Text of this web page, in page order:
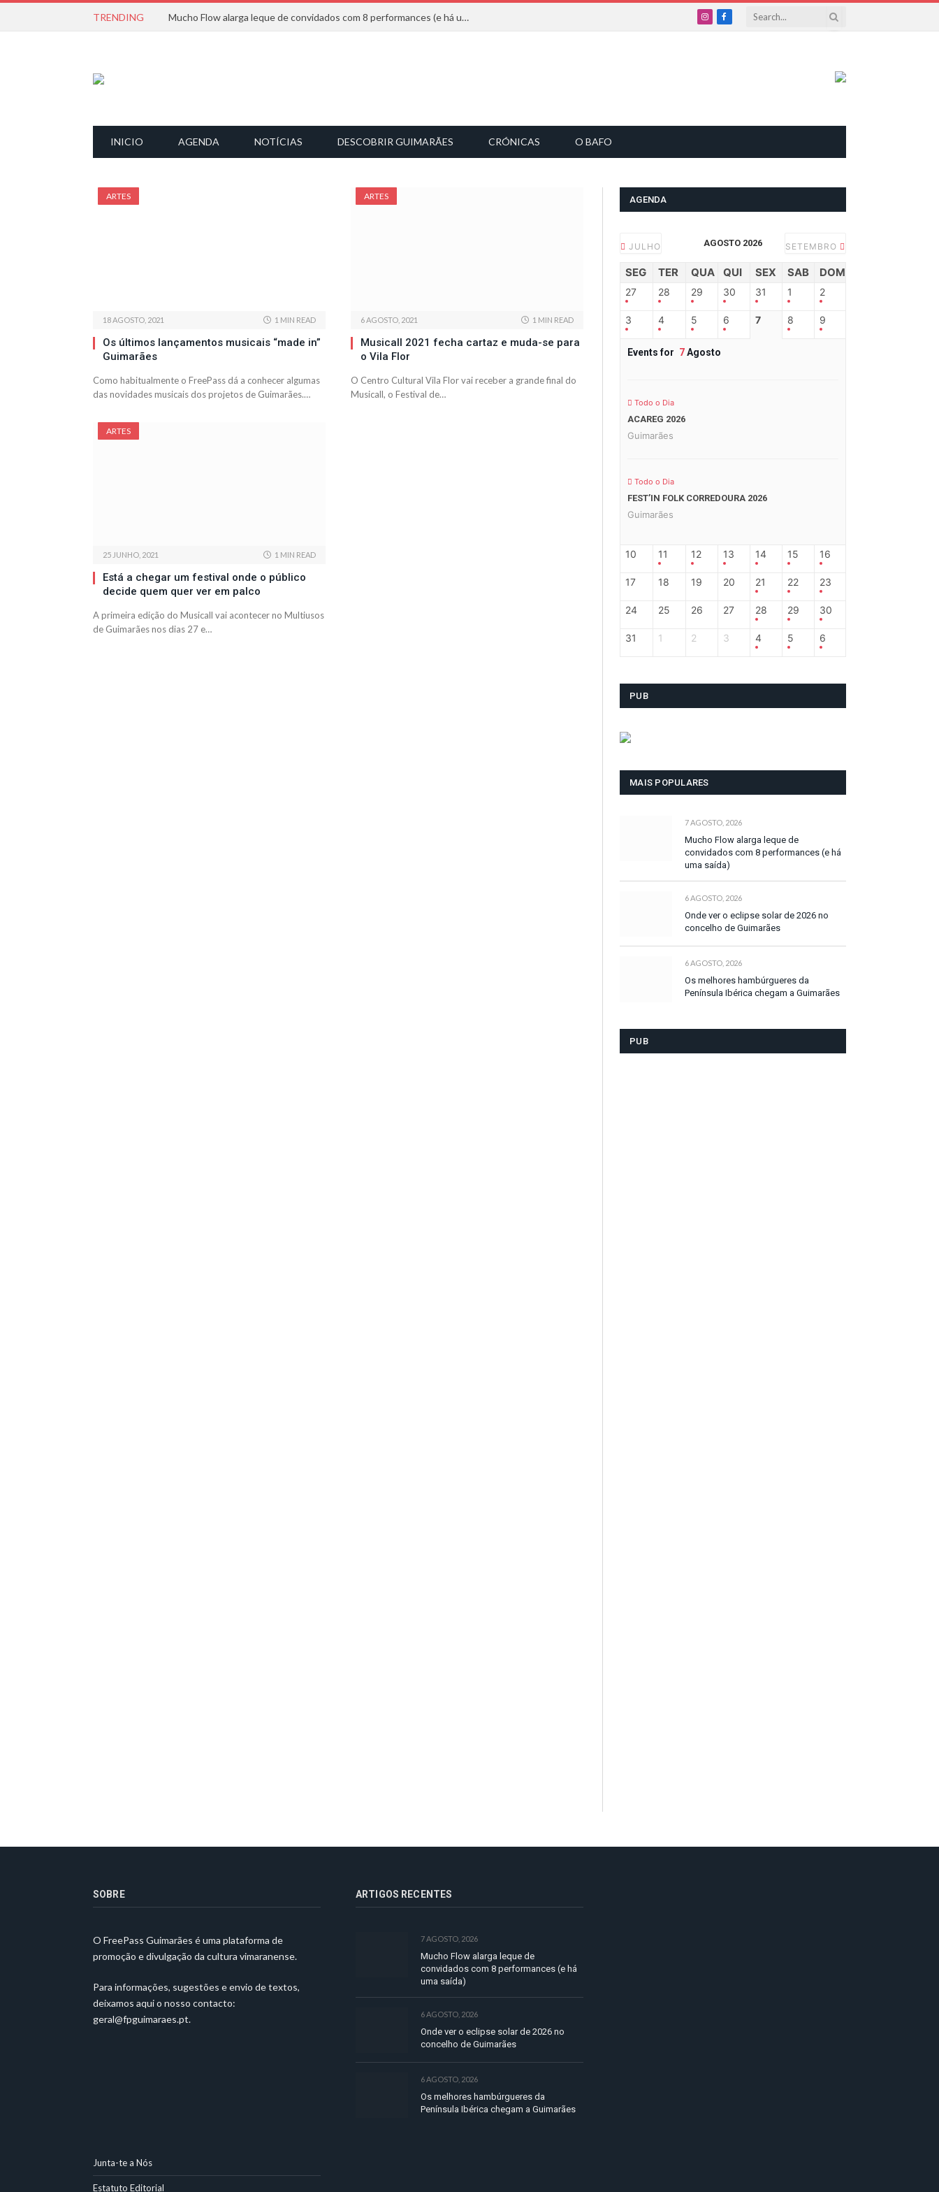
TRENDING Mucho Flow alarga leque de convidados com 8 performances (e há uma saída)
InstagramFacebook
INICIO AGENDA NOTÍCIAS DESCOBRIR GUIMARÃES CRÓNICAS O BAFO
ARTES
18 AGOSTO, 2021 1 MIN READ
Os últimos lançamentos musicais “made in”
Guimarães
Como habitualmente o FreePass dá a conhecer algumas
das novidades musicais dos projetos de Guimarães.…
ARTES
6 AGOSTO, 2021 1 MIN READ
Musicall 2021 fecha cartaz e muda-se para
o Vila Flor
O Centro Cultural Vila Flor vai receber a grande final do
Musicall, o Festival de…
ARTES
25 JUNHO, 2021 1 MIN READ
Está a chegar um festival onde o público
decide quem quer ver em palco
A primeira edição do Musicall vai acontecer no Multiusos
de Guimarães nos dias 27 e…
AGENDA
JULHO AGOSTO 2026 SETEMBRO
SEG TER QUA QUI SEX SAB DOM
27 28 29 30 31 1 2
3 4 5 6 7 8 9
Events for 7Agosto
Todo o Dia
ACAREG 2026
Guimarães
Todo o Dia
FEST’IN FOLK CORREDOURA 2026
Guimarães
10 11 12 13 14 15 16
17 18 19 20 21 22 23
24 25 26 27 28 29 30
31 1 2 3 4 5 6
PUB
MAIS POPULARES
7 AGOSTO, 2026
Mucho Flow alarga leque de
convidados com 8 performances (e há
uma saída)
6 AGOSTO, 2026
Onde ver o eclipse solar de 2026 no
concelho de Guimarães
6 AGOSTO, 2026
Os melhores hambúrgueres da
Península Ibérica chegam a Guimarães
PUB
SOBRE
O FreePass Guimarães é uma plataforma de
promoção e divulgação da cultura vimaranense.
Para informações, sugestões e envio de textos,
deixamos aqui o nosso contacto:
geral@fpguimaraes.pt.
ARTIGOS RECENTES
7 AGOSTO, 2026
Mucho Flow alarga leque de
convidados com 8 performances (e há
uma saída)
6 AGOSTO, 2026
Onde ver o eclipse solar de 2026 no
concelho de Guimarães
6 AGOSTO, 2026
Os melhores hambúrgueres da
Península Ibérica chegam a Guimarães
Junta-te a Nós
Estatuto Editorial